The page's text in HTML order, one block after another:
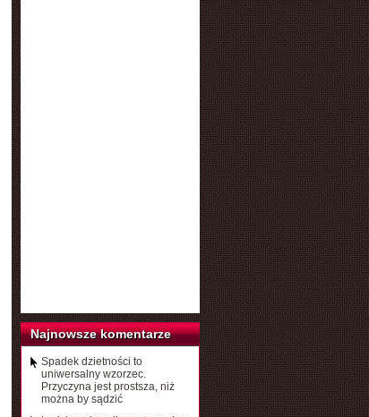
Najnowsze komentarze
Spadek dzietności to
uniwersalny wzorzec.
Przyczyna jest prostsza, niż
można by sądzić